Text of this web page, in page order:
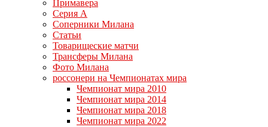
Примавера
Серия А
Соперники Милана
Статьи
Товарищеские матчи
Трансферы Милана
Фото Милана
россонери на Чемпионатах мира
Чемпионат мира 2010
Чемпионат мира 2014
Чемпионат мира 2018
Чемпионат мира 2022